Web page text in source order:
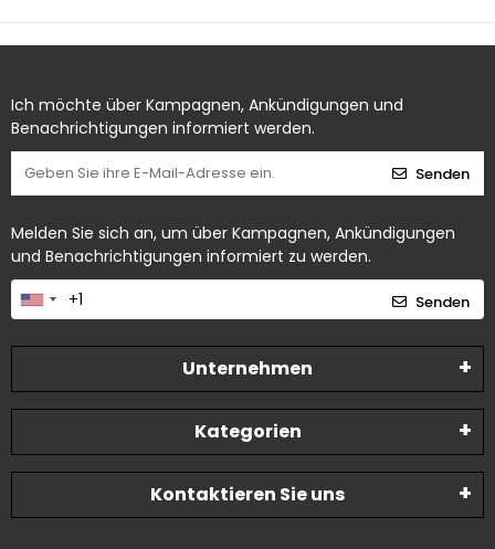
Ich möchte über Kampagnen, Ankündigungen und
Benachrichtigungen informiert werden.
Senden
Melden Sie sich an, um über Kampagnen, Ankündigungen
und Benachrichtigungen informiert zu werden.
Senden
Unternehmen
Kategorien
Kontaktieren Sie uns